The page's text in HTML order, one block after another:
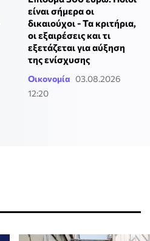
είναι σήμερα οι
δικαιούχοι - Τα κριτήρια,
οι εξαιρέσεις και τι
εξετάζεται για αύξηση
της ενίσχυσης
Οικονομία 03.08.2026
12:20